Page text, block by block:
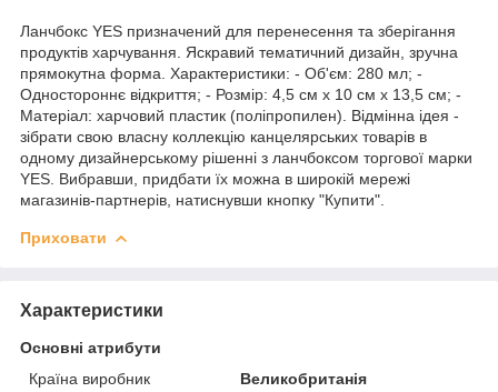
Ланчбокс YES призначений для перенесення та зберігання
продуктів харчування. Яскравий тематичний дизайн, зручна
прямокутна форма. Характеристики: - Об'єм: 280 мл; -
Одностороннє відкриття; - Розмір: 4,5 см х 10 см х 13,5 см; -
Матеріал: харчовий пластик (поліпропилен). Відмінна ідея -
зібрати свою власну коллекцію канцелярських товарів в
одному дизайнерському рішенні з ланчбоксом торгової марки
YES. Вибравши, придбати їх можна в широкій мережі
магазинів-партнерів, натиснувши кнопку "Купити".
Приховати
Характеристики
Основні атрибути
Країна виробник
Великобританія